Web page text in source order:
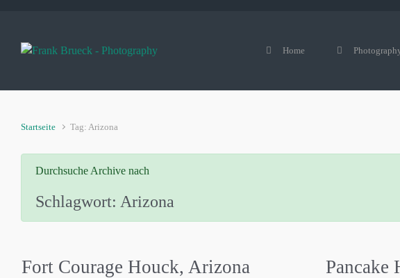
Home
Startseite Tag: Arizona
Durchsuche Archive nach
Schlagwort: Arizona
Fort Courage Houck, Arizona
Pancake